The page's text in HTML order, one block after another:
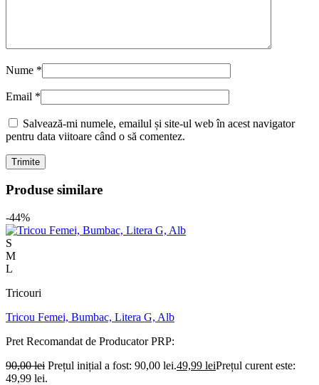
Nume *
Email *
Salvează-mi numele, emailul și site-ul web în acest navigator
pentru data viitoare când o să comentez.
Produse similare
-44%
S
M
L
Tricouri
Tricou Femei, Bumbac, Litera G, Alb
Pret Recomandat de ProducatorPRP:
90,00lei Prețul inițial a fost: 90,00 lei.49,99 leiPrețul curent este:
49,99 lei.